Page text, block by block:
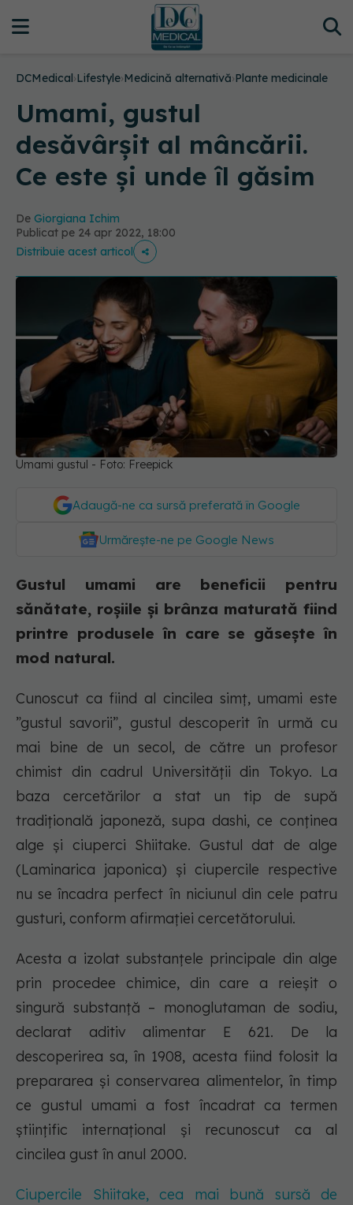
DCMedical›Lifestyle›Medicină alternativă›Plante medicinale
Umami, gustul
desăvârșit al mâncării.
Ce este și unde îl găsim
De Giorgiana Ichim
Publicat pe 24 apr 2022, 18:00
Distribuie acest articol
Umami gustul - Foto: Freepick
Adaugă-ne ca sursă preferată în Google
Urmărește-ne pe Google News
Gustul umami are beneficii pentru
sănătate, roșiile și brânza maturată fiind
printre produsele în care se găsește în
mod natural.
Cunoscut ca fiind al cincilea simț, umami este
”gustul savorii”, gustul descoperit în urmă cu
mai bine de un secol, de către un profesor
chimist din cadrul Universității din Tokyo. La
baza cercetărilor a stat un tip de supă
tradițională japoneză, supa dashi, ce conținea
alge și ciuperci Shiitake. Gustul dat de alge
(Laminarica japonica) și ciupercile respective
nu se încadra perfect în niciunul din cele patru
gusturi, conform afirmației cercetătorului.
Acesta a izolat substanțele principale din alge
prin procedee chimice, din care a reieșit o
singură substanță – monoglutaman de sodiu,
declarat aditiv alimentar E 621. De la
descoperirea sa, în 1908, acesta fiind folosit la
prepararea și conservarea alimentelor, în timp
ce gustul umami a fost încadrat ca termen
științific internațional și recunoscut ca al
cincilea gust în anul 2000.
Ciupercile Shiitake, cea mai bună sursă de